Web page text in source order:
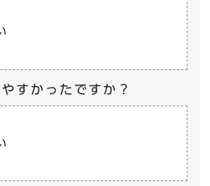
すかったですか？